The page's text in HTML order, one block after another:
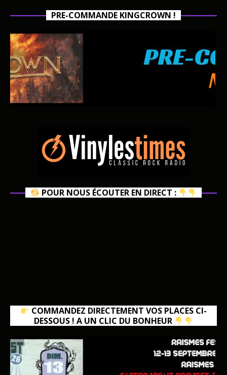
PRE-COMMANDE KINGCROWN !
POUR NOUS ÉCOUTER EN DIRECT :
COMMANDEZ DIRECTEMENT VOS PLACES CI-
DESSOUS ! A UN CLIC DU BONHEUR